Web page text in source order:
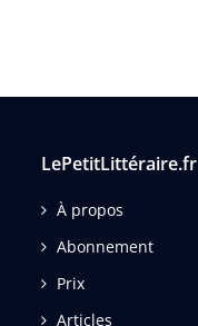
LePetitLittéraire.fr
À propos
Abonnement
Prix
Articles